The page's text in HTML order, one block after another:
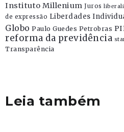
Instituto Millenium Juros
de expressão Liberdades
Globo Paulo Guedes Petrobras
reforma da previdência
Transparência
Leia também